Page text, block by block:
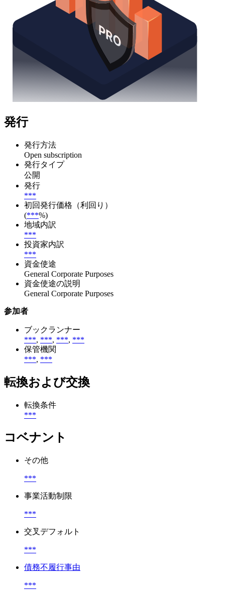
発行
発行方法
Open subscription
発行タイプ
公開
発行
***
初回発行価格（利回り）
(***%)
地域内訳
***
投資家内訳
***
資金使途
General Corporate Purposes
資金使途の説明
General Corporate Purposes
参加者
ブックランナー
***, ***, ***, ***
保管機関
***, ***
転換および交換
転換条件
***
コベナント
その他
***
事業活動制限
***
交叉デフォルト
***
債務不履行事由
***